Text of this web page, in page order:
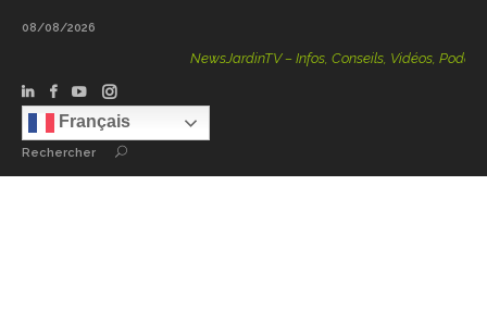
08/08/2026
NewsJardinTV – Infos, Conseils, Vidéos, Podcasts – 100
Français
Rechercher